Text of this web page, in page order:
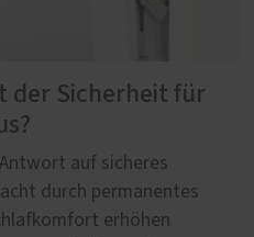
der Sicherheit für
auf sicheres
durch permanentes
erhöhen